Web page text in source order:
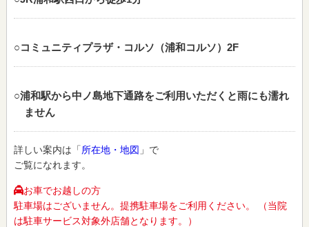
○コミュニティプラザ・コルソ（浦和コルソ）2F
○浦和駅から中ノ島地下通路をご利用いただくと雨にも濡れ
ません
詳しい案内は「所在地・地図 」で
ご覧になれます。
お車でお越しの方
駐車場はございません。提携駐車場をご利用ください。 （当院
は駐車サービス対象外店舗となります。）